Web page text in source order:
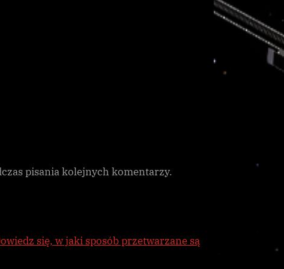
pisania kolejnych komentarzy.
się, w jaki sposób przetwarzane są